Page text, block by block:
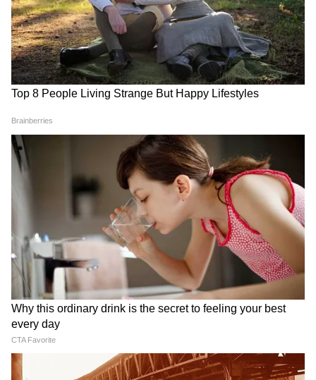
3
9
Image Credit :
আলোচনার বর্ধিত পর্যায়
কমিশন সম্প্রতি কিছু গুরুত্বপূর্ণ পদ্ধতিগত অগ্রগতি
সাধন করেছে, সময়সীমা বৃদ্ধি: কর্মচারী, কর্মী
সংগঠন এবং পেনশনভোগী সংগঠনগুলোর বিস্তারিত
স্মারকলিপি জমা দেওয়ার সরকারি সময়সীমা ১৫
জুন ২০২৬ পর্যন্ত বাড়ানো হয়েছে।
আঞ্চলিক বৈঠক: আঞ্চলিক অভাব-অভিযোগ
সরাসরি শোনার জন্য প্যানেলটি দেশজুড়ে সফর
করছে। নয়াদিল্লি ও হায়দ্রাবাদে বৈঠকের পর,
কমিশন শ্রীনগর, জম্মু-কাশ্মীর এবং লাদাখে
আলোচনার আয়োজন করেছে। এছাড়া লখনউ ও